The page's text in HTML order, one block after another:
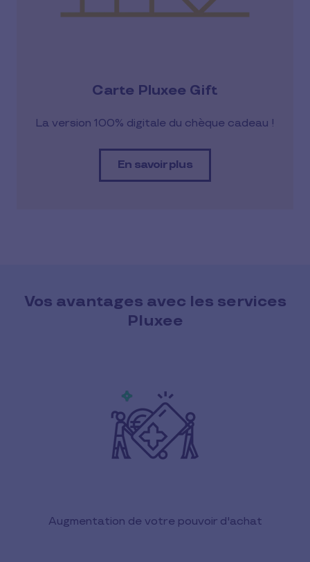
Carte Pluxee Gift
La version 100% digitale du chèque cadeau !
En savoir plus
Vos avantages avec les services
Pluxee
Augmentation de votre pouvoir d'achat